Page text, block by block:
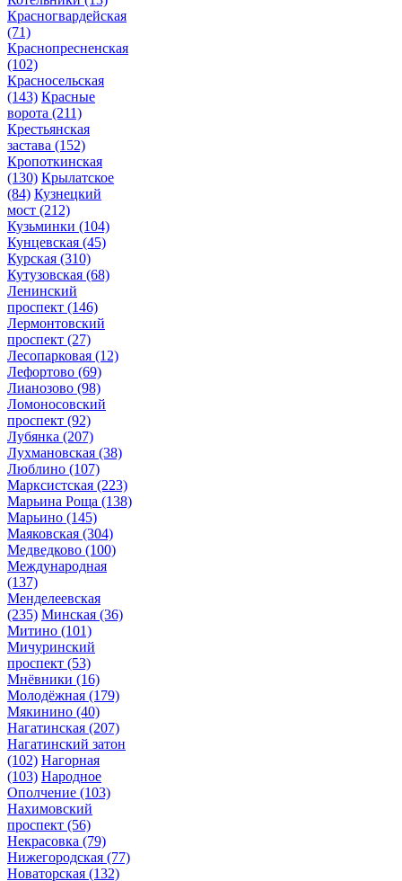
Красногвардейская
(71)
Краснопресненская
(102)
Красносельская
(143) Красные
ворота (211)
Крестьянская
застава (152)
Кропоткинская
(130) Крылатское
(84) Кузнецкий
мост (212)
Кузьминки (104)
Кунцевская (45)
Курская (310)
Кутузовская (68)
Ленинский
проспект (146)
Лермонтовский
проспект (27)
Лесопарковая (12)
Лефортово (69)
Лианозово (98)
Ломоносовский
проспект (92)
Лубянка (207)
Лухмановская (38)
Люблино (107)
Марксистская (223)
Марьина Роща (138)
Марьино (145)
Маяковская (304)
Медведково (100)
Международная
(137)
Менделеевская
(235) Минская (36)
Митино (101)
Мичуринский
проспект (53)
Мнёвники (16)
Молодёжная (179)
Мякинино (40)
Нагатинская (207)
Нагатинский затон
(102) Нагорная
(103) Народное
Ополчение (103)
Нахимовский
проспект (56)
Некрасовка (79)
Нижегородская (77)
Новаторская (132)